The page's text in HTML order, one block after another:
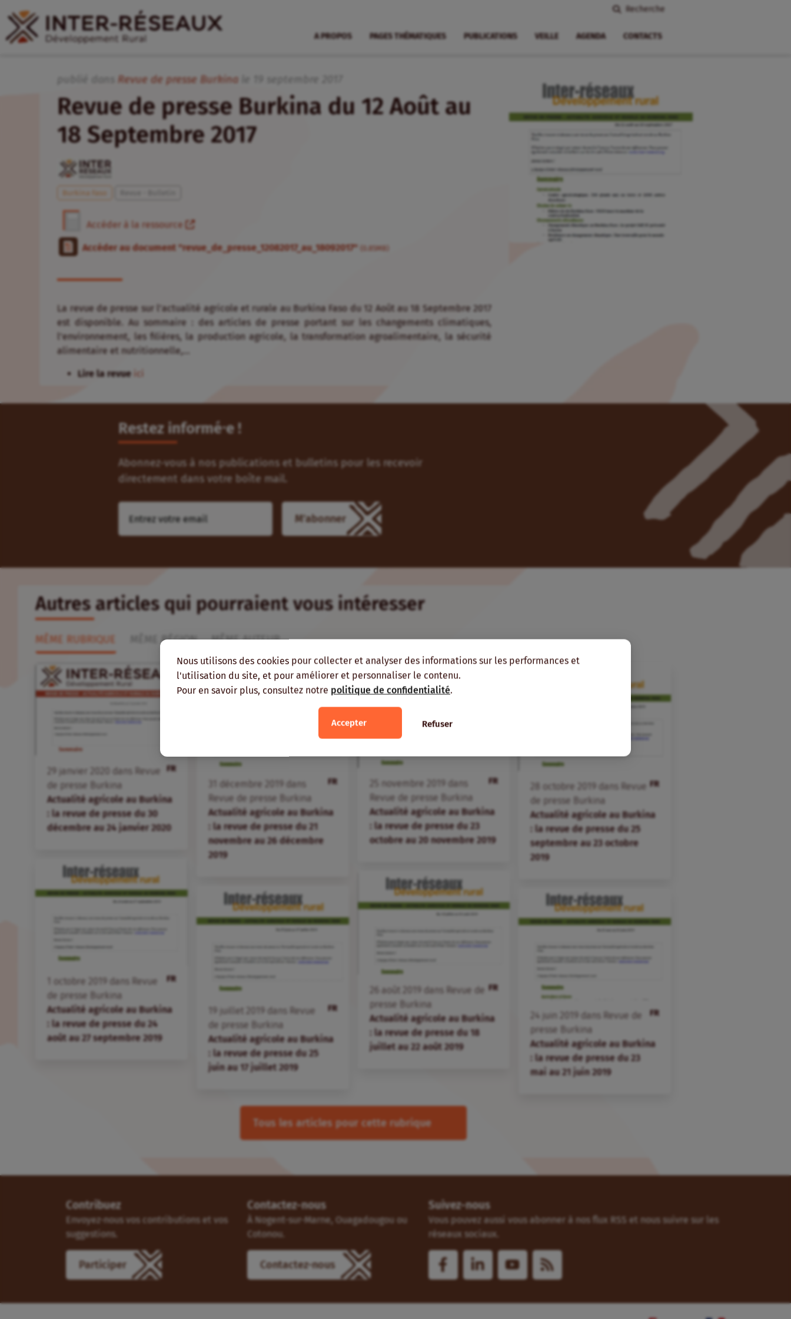
Nous utilisons des cookies pour collecter et analyser des informations sur les performances et
l'utilisation du site, et pour améliorer et personnaliser le contenu.
Pour en savoir plus, consultez notre politique de confidentialité.
Accepter Refuser
Recherche
A PROPOS PAGES THÉMATIQUES PUBLICATIONS VEILLE AGENDA CONTACTS
Revue de presse Burkina
Revue de presse Burkina du 12 Août au
18 Septembre 2017
Burkina Faso
Accéder à la ressource
Accéder au document "revue_de_presse_12082017_au_18092017" (0.85MB)
La revue de presse sur l’actualité agricole et rurale au Burkina Faso du 12 Août au 18 Septembre 2017
est disponible. Au sommaire : des articles de presse portant sur les changements climatiques,
l’environnement, les filières, la production agricole, la transformation agroalimentaire, la sécurité
alimentaire et nutritionnelle,…
Lire la revue ici
Restez informé⸱e !
Abonnez-vous à nos publications et bulletins pour les recevoir
directement dans votre boîte mail.
Autres articles qui pourraient vous intéresser
MÊME RUBRIQUE MÊME RÉGION MÊME AUTEUR
FR
janvier dans
Revue
de presse Burkina
Actualité agricole au Burkina
: la revue de presse du 30
décembre au 24 janvier 2020
FR
décembre
dans
Revue de presse Burkina
Actualité agricole au Burkina
: la revue de presse du 21
novembre au 26 décembre
2019
FR
novembre
dans
Revue de presse Burkina
Actualité agricole au Burkina
: la revue de presse du 23
octobre au 20 novembre 2019
FR
octobre dans
Revue
de presse Burkina
Actualité agricole au Burkina
: la revue de presse du 25
septembre au 23 octobre
2019
FR
octobre dans
Revue
de presse Burkina
Actualité agricole au Burkina
: la revue de presse du 24
août au 27 septembre 2019
FR
août dans
Revue de
presse Burkina
Actualité agricole au Burkina
: la revue de presse du 18
juillet au 22 août 2019
FR
juillet dans
Revue
de presse Burkina
Actualité agricole au Burkina
: la revue de presse du 25
juin au 17 juillet 2019
FR
24 juin dans
Revue de
presse Burkina
Actualité agricole au Burkina
: la revue de presse du 23
mai au 21 juin 2019
Tous les articles pour cette rubrique
Contribuez
Envoyez-nous vos contributions et vos
suggestions.
Participer
Contactez-nous
À Nogent-sur-Marne, Ouagadougou ou
Cotonou.
Contactez-nous
Suivez-nous
Vous pouvez aussi vous abonner à nos flux RSS et nous suivre sur les
réseaux sociaux.